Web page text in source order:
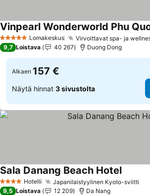
5 TähtiluokitusLomakeskus Virvoittavat spa- ja
Vinpearl Wonderworld Phu
9,7 Loistava 40 267 Duong Dong
Alkaen 157 €
Näytä hinnat 3 sivustolta
4 Tähtiluokitus
Hotelli Japanilaistyylinen Kyoto-sviitti
Sala Danang Beach HotelKatso
9,5 Loistava 12 209 Da Nang